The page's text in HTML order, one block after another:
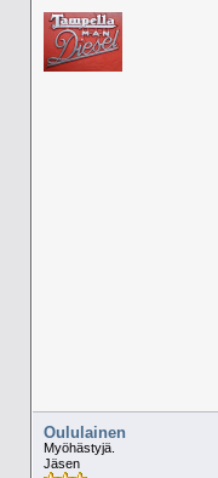
Oululainen
Myöhästyjä.
Jäsen